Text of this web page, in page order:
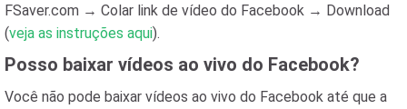
FSaver.com → Colar link de vídeo do Facebook → Download
(veja as instruções aqui).
Posso baixar vídeos ao vivo do Facebook?
Você não pode baixar vídeos ao vivo do Facebook até que a